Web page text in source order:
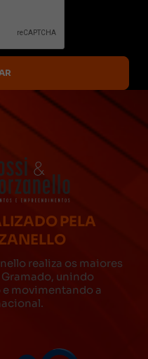
PELA
realiza os maiores
unindo
movimentando a